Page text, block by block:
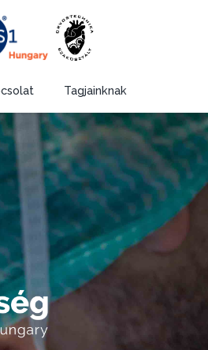
Tagjainknak